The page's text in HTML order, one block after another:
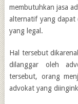
membutuhkan jasa
alternatif yang dapat
yang legal.
Hal tersebut
dilanggar oleh
tersebut, orang
advokat yang